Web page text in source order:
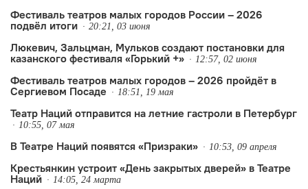
Фестиваль театров малых городов России – 2026
подвёл итоги
20:21, 03 июня
Люкевич, Зальцман, Мульков создают постановки для
казанского фестиваля «Горький +»
12:57, 02 июня
Фестиваль театров малых городов – 2026 пройдёт в
Сергиевом Посаде
18:51, 19 мая
Театр Наций отправится на летние гастроли в Петербург
10:55, 07 мая
В Театре Наций появятся «Призраки» 10:53, 09 апреля
Крестьянкин устроит «День закрытых дверей» в Театре
Наций
14:05, 24 марта